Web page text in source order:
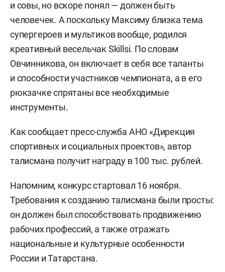
и совы, но вскоре понял — должен быть
человечек. А поскольку Максиму близка тема
супергероев и мультиков вообще, родился
креативный весельчак Skillsi. По словам
Овчинникова, он включает в себя все таланты
и способности участников чемпионата, а в его
рюкзачке спрятаны все необходимые
инструменты.
Как сообщает пресс-служба АНО «Дирекция
спортивных и социальных проектов», автор
талисмана получит награду в 100 тыс. рублей.
Напомним, конкурс стартовал 16 ноября.
Требования к созданию талисмана были просты:
он должен был способствовать продвижению
рабочих профессий, а также отражать
национальные и культурные особенности
России и Татарстана.